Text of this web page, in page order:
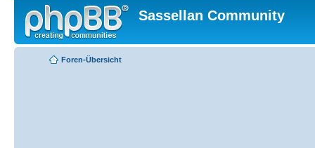
Sassellan Community
Foren-Übersicht